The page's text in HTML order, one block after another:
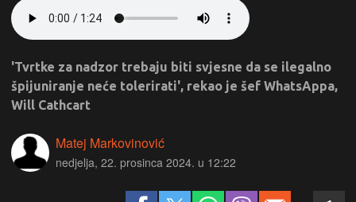
'Tvrtke za nadzor trebaju biti svjesne da se ilegalno
špijuniranje neće tolerirati', rekao je šef WhatsAppa,
Will Cathcart
Matej Markovinović
nedjelja, 22. prosinca 2024. u 12:22